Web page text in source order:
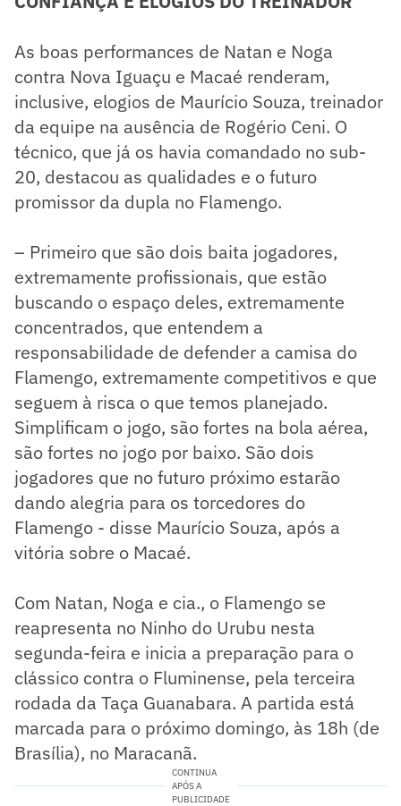
As boas performances de Natan e Noga
contra Nova Iguaçu e Macaé renderam,
inclusive, elogios de Maurício Souza, treinador
da equipe na ausência de Rogério Ceni. O
técnico, que já os havia comandado no sub-
20, destacou as qualidades e o futuro
promissor da dupla no Flamengo.
– Primeiro que são dois baita jogadores,
extremamente profissionais, que estão
buscando o espaço deles, extremamente
concentrados, que entendem a
responsabilidade de defender a camisa do
Flamengo, extremamente competitivos e que
seguem à risca o que temos planejado.
Simplificam o jogo, são fortes na bola aérea,
são fortes no jogo por baixo. São dois
jogadores que no futuro próximo estarão
dando alegria para os torcedores do
Flamengo - disse Maurício Souza, após a
vitória sobre o Macaé.
Com Natan, Noga e cia., o Flamengo se
reapresenta no Ninho do Urubu nesta
segunda-feira e inicia a preparação para o
clássico contra o Fluminense, pela terceira
rodada da Taça Guanabara. A partida está
marcada para o próximo domingo, às 18h (de
Brasília), no Maracanã.
CONTINUA
APÓS A
PUBLICIDADE